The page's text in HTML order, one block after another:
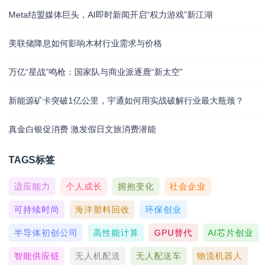
Meta结盟媒体巨头，AI即时新闻开启“权力游戏”新江湖
美联储降息如何影响木材行业需求与价格
万亿“星战”鸣枪：国家队与商业派逐鹿“新太空”
新能源矿卡突破1亿公里，宇通如何用实战破解行业最大瓶颈？
真金白银促消费 激发假日文旅消费潜能
TAGS标签
适应能力 个人成长 拥抱变化 社会企业
可持续时尚 海洋塑料回收 环保创业
半导体初创公司 高性能计算 GPU替代 AI芯片创业
智能供应链 无人机配送 无人配送车 物流机器人